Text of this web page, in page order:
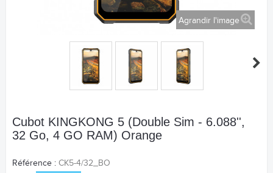
Agrandir l'image
Cubot KINGKONG 5 (Double Sim - 6.088'',
32 Go, 4 GO RAM) Orange
Référence : CK5-4/32_BO